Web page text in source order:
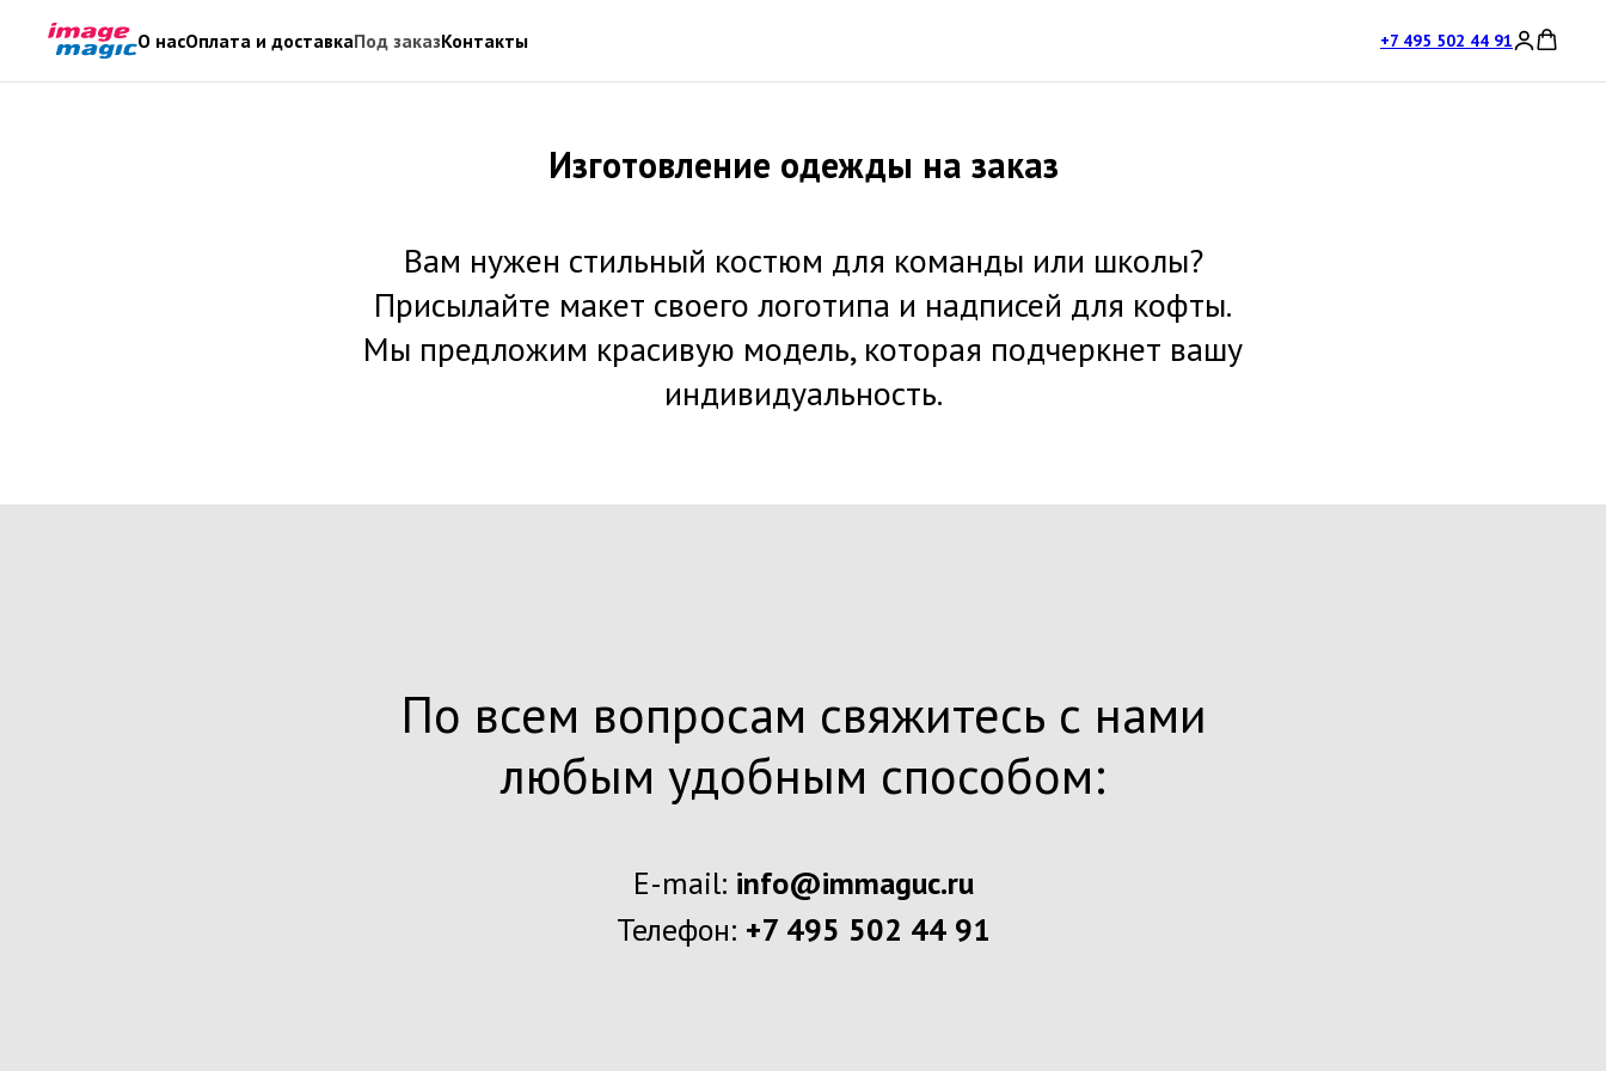
О насОплата и доставкаПод заказКонтакты +7 495 502 44 91
Изготовление одежды на заказ
Вам нужен стильный костюм для команды или школы?
Присылайте макет своего логотипа и надписей для кофты.
Мы предложим красивую модель, которая подчеркнет вашу
индивидуальность.
По всем вопросам свяжитесь с нами
любым удобным способом:
E-mail: info@immaguc.ru
Телефон: +7 495 502 44 91